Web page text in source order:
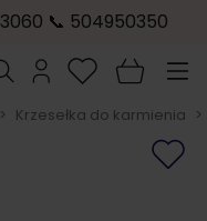
📞 504950350
Szukaj
> Krzesełka do karmienia >